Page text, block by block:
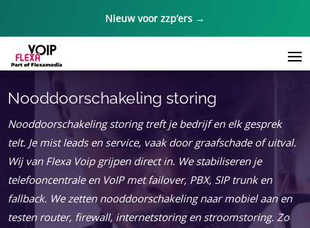
Nieuw voor zzp’ers →
Nooddoorschakeling storing
Nooddoorschakeling storing treft je bedrijf en elk gesprek
telt. Je mist leads en service, vaak door graafschade of uitval.
Wij van Flexa Voip grijpen direct in. We stabiliseren je
telefooncentrale en VoIP met failover, PBX, SIP trunk en
fallback. We zetten nooddoorschakeling naar mobiel aan en
testen router, firewall, internetstoring en stroomstoring. Zo